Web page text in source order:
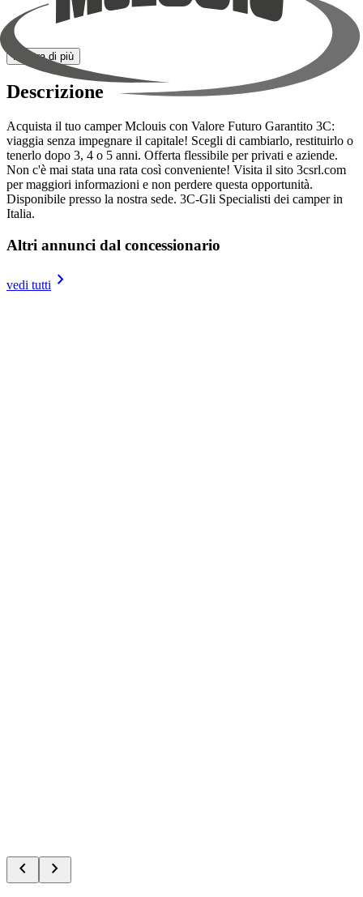
Posti omologati 5
Posti letto 5
Mostra di più
Descrizione
Acquista il tuo camper Mclouis con Valore Futuro Garantito 3C:
viaggia senza impegnare il capitale! Scegli di cambiarlo, restituirlo o
tenerlo dopo 3, 4 o 5 anni. Offerta flessibile per privati e aziende.
Non c'è mai stata una rata così conveniente! Visita il sito 3csrl.com
per maggiori informazioni e non perdere questa opportunità.
Disponibile presso la nostra sede. 3C-Gli Specialisti dei camper in
Italia.
Altri annunci dal concessionario
vedi tutti keyboard_arrow_right
chevron_left
chevron_right